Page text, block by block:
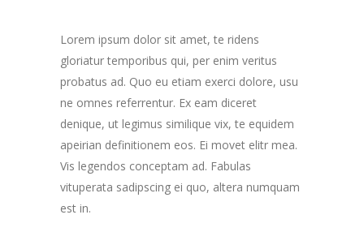
Lorem ipsum dolor sit amet, te ridens
gloriatur temporibus qui, per enim veritus
probatus ad. Quo eu etiam exerci dolore, usu
ne omnes referrentur. Ex eam diceret
denique, ut legimus similique vix, te equidem
apeirian definitionem eos. Ei movet elitr mea.
Vis legendos conceptam ad. Fabulas
vituperata sadipscing ei quo, altera numquam
est in.